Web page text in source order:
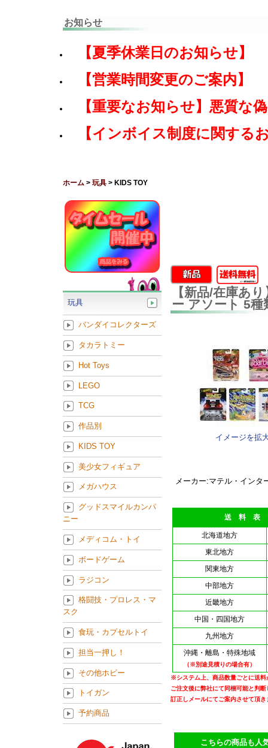
お知らせ
【夏季休業日のお知らせ】
【営業時間変更のご案内】
【重要なお知らせ】悪質な
【インボイス制度に関する
ホーム > 玩具 > KIDS TOY
【新品/在庫あ
ー アソート 5種
イメージを拡
メーカー:マテル・インタ
送 料 表
北海道地方
東北地方
関東地方
中部地方
近畿地方
中国・四国地方
九州地方
沖縄・離島・特殊地域
（※別途見積りの場合有）
※システム上、商品数量ごとに送料
ご注文後に弊社にて同梱可能と判
訂正しメールにてご案内させて頂き
こちらの商品も人気
玩具
バンダイコレクターズ
タカラトミー
Hot Toys
LEGO
TCG
作品別
KIDS TOY
美少女フィギュア
メガハウス
グッドスマイルカンパ
ニー
メディコム・トイ
ボードゲーム
ラジコン
格闘技・プロレス・マ
スク
食玩・カプセルトイ
担当一押し！
その他ホビー
トイガン
予約商品